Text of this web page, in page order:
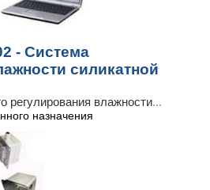
- Система
силикатной
регулирования влажности...
назначения